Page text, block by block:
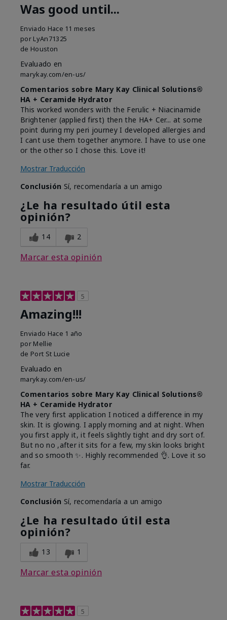
Was good until...
Enviado Hace 11 meses
por LyAn71325
de Houston
Evaluado en
marykay.com/en-us/
Comentarios sobre Mary Kay Clinical Solutions®
HA + Ceramide Hydrator
This worked wonders with the Ferulic + Niacinamide
Brightener (applied first) then the HA+ Cer... at some
point during my peri journey I developed allergies and
I cant use them together anymore. I have to use one
or the other so I chose this. Love it!
Mostrar Traducción
Conclusión Sí, recomendaría a un amigo
¿Le ha resultado útil esta
opinión?
14 2
Marcar esta opinión
5
Amazing!!!
Enviado Hace 1 año
por Mellie
de Port St Lucie
Evaluado en
marykay.com/en-us/
Comentarios sobre Mary Kay Clinical Solutions®
HA + Ceramide Hydrator
The very first application I noticed a difference in my
skin. It is glowing. I apply morning and at night. When
you first apply it, it feels slightly tight and dry sort of.
But no no ,after it sits for a few, my skin looks bright
and so smooth ✨️. Highly recommended 👌. Love it so
far.
Mostrar Traducción
Conclusión Sí, recomendaría a un amigo
¿Le ha resultado útil esta
opinión?
13 1
Marcar esta opinión
5